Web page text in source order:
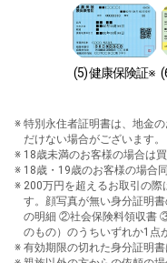
(5) 健康保険証※
特別永住者証明書は、地金
だけない場合がございます。
18歳未満のお客様の場合は買
18歳・19歳のお客様の場合
200万円を超えるお取引の際
す。顔写真が無い身分証明
の明細 ②社会保険料領収書
のもの）のうちいずれか1点
有効期限の切れた身分証明書